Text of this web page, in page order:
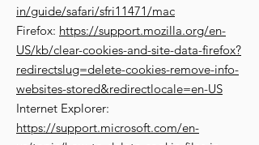
in/guide/safari/sfri11471/mac
Firefox: https://support.mozilla.org/en-
US/kb/clear-cookies-and-site-data-firefox?
redirectslug=delete-cookies-remove-info-
websites-stored&redirectlocale=en-US
Internet Explorer:
https://support.microsoft.com/en-